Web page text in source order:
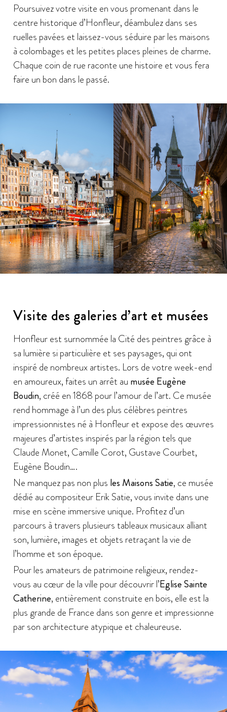
Poursuivez votre visite en vous promenant dans le
centre historique d’Honfleur, déambulez dans ses
ruelles pavées et laissez-vous séduire par les maisons
à colombages et les petites places pleines de charme.
Chaque coin de rue raconte une histoire et vous fera
faire un bon dans le passé.
Visite des galeries d’art et musées
Honfleur est surnommée la Cité des peintres grâce à
sa lumière si particulière et ses paysages, qui ont
inspiré de nombreux artistes. Lors de votre week-end
en amoureux, faites un arrêt au musée Eugène
Boudin, créé en 1868 pour l’amour de l’art. Ce musée
rend hommage à l’un des plus célèbres peintres
impressionnistes né à Honfleur et expose des œuvres
majeures d’artistes inspirés par la région tels que
Claude Monet, Camille Corot, Gustave Courbet,
Eugène Boudin….
Ne manquez pas non plus les Maisons Satie, ce musée
dédié au compositeur Erik Satie, vous invite dans une
mise en scène immersive unique. Profitez d’un
parcours à travers plusieurs tableaux musicaux alliant
son, lumière, images et objets retraçant la vie de
l’homme et son époque.
Pour les amateurs de patrimoine religieux, rendez-
vous au cœur de la ville pour découvrir l’Eglise Sainte
Catherine, entièrement construite en bois, elle est la
plus grande de France dans son genre et impressionne
par son architecture atypique et chaleureuse.